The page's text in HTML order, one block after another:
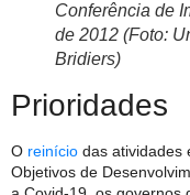
Conferência de
de 2012 (Foto:
Bridiers)
Prioridades
O reinício das atividades
Objetivos de